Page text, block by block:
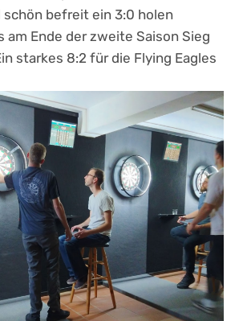
schön befreit ein 3:0 holen
am Ende der zweite Saison Sieg
starkes 8:2 für die Flying Eagles